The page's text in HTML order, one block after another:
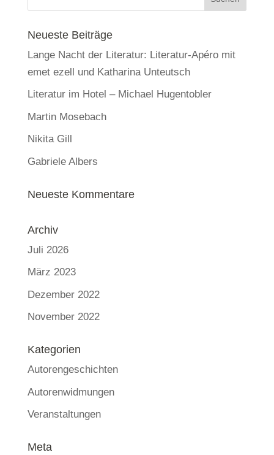
Neueste Beiträge
Lange Nacht der Literatur: Literatur-Apéro mit
emet ezell und Katharina Unteutsch
Literatur im Hotel – Michael Hugentobler
Martin Mosebach
Nikita Gill
Gabriele Albers
Neueste Kommentare
Archiv
Juli 2026
März 2023
Dezember 2022
November 2022
Kategorien
Autorengeschichten
Autorenwidmungen
Veranstaltungen
Meta